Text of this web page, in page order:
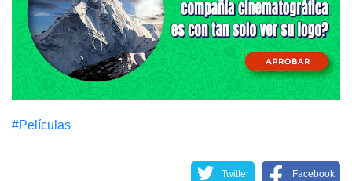
#Películas
Twitter Facebook